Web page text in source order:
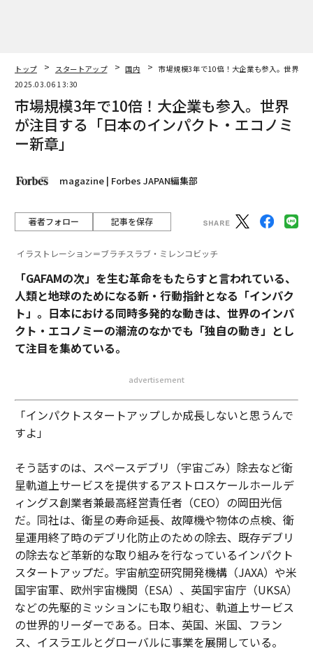
トップ スタートアップ 国内
市場規模3年で10倍！大企業も参入。世界が
2025.03.06 13:30
市場規模3年で10倍！大企業も参入。世界
が注目する「日本のインパクト・エコノミ
ー新章」
magazine | Forbes JAPAN編集部
著者フォロー 記事を保存
イラストレーション＝ブラチスラブ・ミレンコビッチ
「GAFAMの次」を生む革命をもたらすと言われている、
人類と地球のためになる新・行動指針となる「インパク
ト」。日本における同時多発的な動きは、世界のインパ
クト・エコノミーの潮流のなかでも「独自の動き」とし
て注目を集めている。
advertisement
「インパクトスタートアップしか成長しないと思うんで
すよ」
そう話すのは、スペースデブリ（宇宙ごみ）除去など衛
星軌道上サービスを提供するアストロスケールホールデ
ィングス創業者兼最高経営責任者（CEO）の岡田光信
だ。同社は、衛星の寿命延長、故障機や物体の点検、衛
星運用終了時のデブリ化防止のための除去、既存デブリ
の除去など革新的な取り組みを行なっているインパクト
スタートアップだ。宇宙航空研究開発機構（JAXA）や米
国宇宙軍、欧州宇宙機関（ESA）、英国宇宙庁（UKSA）
などの先駆的ミッションにも取り組む、軌道上サービス
の世界的リーダーである。日本、英国、米国、フラン
ス、イスラエルとグローバルに事業を展開している。